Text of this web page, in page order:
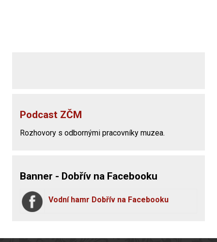
Podcast ZČM
Rozhovory s odbornými pracovníky muzea.
Banner - Dobřív na Facebooku
Vodní hamr Dobřív na Facebooku